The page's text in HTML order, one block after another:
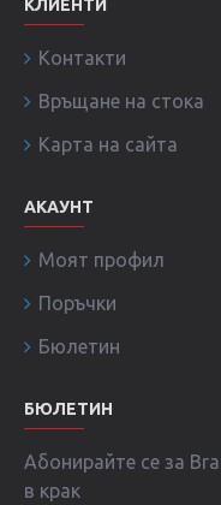
КЛИЕНТИ
Контакти
Връщане на стока
Карта на сайта
АКАУНТ
Моят профил
Поръчки
Бюлетин
БЮЛЕТИН
Абонирайте се за
в крак